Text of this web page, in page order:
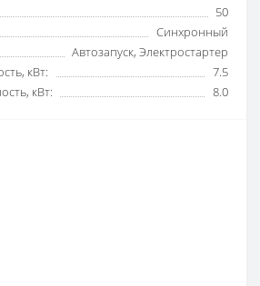
50
Синхронный
Автозапуск, Электростартер
кВт:
7.5
кВт:
8.0